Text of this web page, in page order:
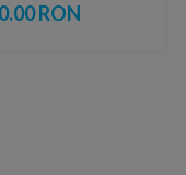
RON